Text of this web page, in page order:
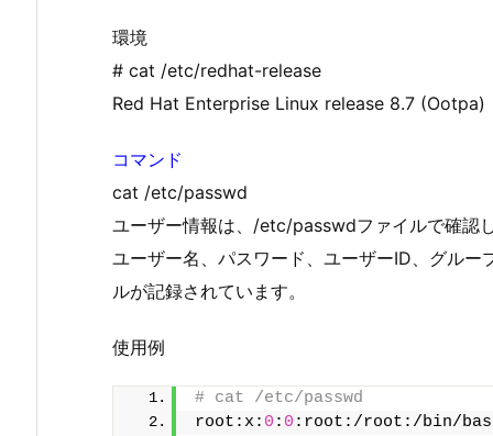
環境
# cat /etc/redhat-release
Red Hat Enterprise Linux release 8.7 (Ootpa)
コマンド
cat /etc/passwd
ユーザー情報は、/etc/passwdファイルで確認し
ユーザー名、パスワード、ユーザーID、グルー
ルが記録されています。
使用例
# cat /etc/passwd
root:x: 0 : 0 :root:/root:/bin/